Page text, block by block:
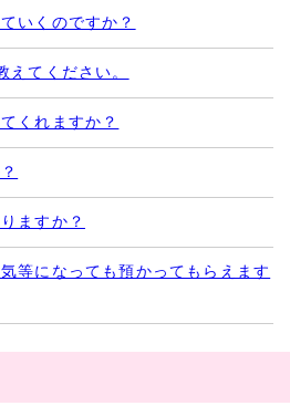
いくのですか？
えてください。
くれますか？
ますか？
等になっても預かってもらえます